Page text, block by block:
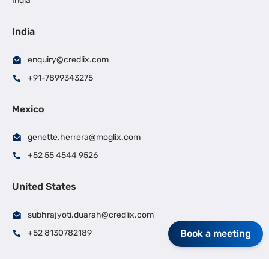
India
enquiry@credlix.com
+91-7899343275
Mexico
genette.herrera@moglix.com
+52 55 4544 9526
United States
subhrajyoti.duarah@credlix.com
+52 8130782189
Book a meeting